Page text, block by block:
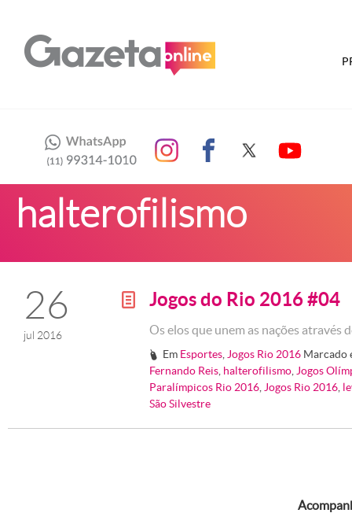
halterofilismo
26
jul 2016
g Jogos do Rio 2016 #04
Os elos que unem as nações através
# Em Esportes Jogos Rio 2016 Marcado
Fernando Reis halterofilismo Jogos
Paralímpicos Rio 2016 Jogos Rio 2016
São Silvestre